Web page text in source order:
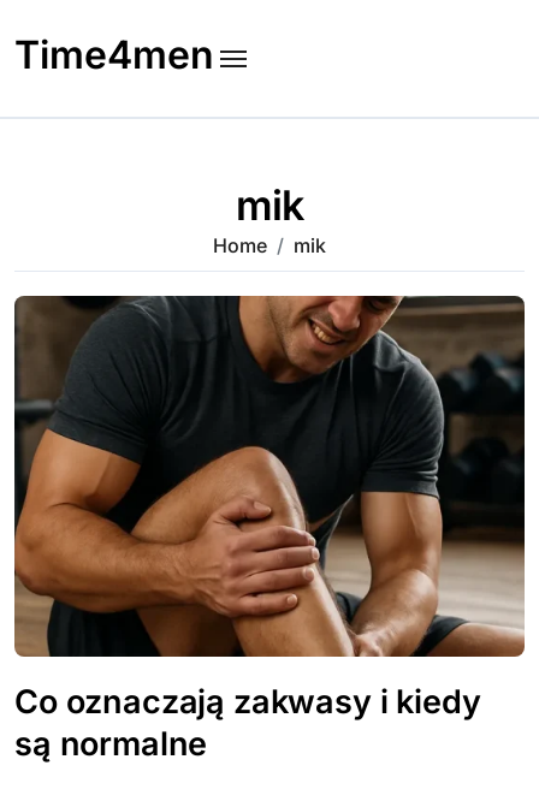
to
content
Time4men
mik
Home mik
Co oznaczają zakwasy i kiedy
są normalne